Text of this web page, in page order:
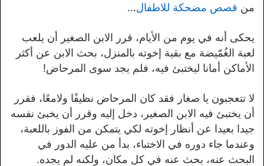
من قصص مضحكة للاطفال…
يحكى أنه في يوم من الأيام، قرر الابن الصغير أن يلعب
لعبة الغُمّيضة مع بقية إخوته بالمنزل، بحث الابن عن أكثر
الأماكن أمانا ليختبئ فيه، فلم يجد سوى المرحاض!
لا تتعجبون يا صغار فقد كان المرحاض نظيفًا ولامعًا، فقرر
أن يختبئ فيه الابن الصغير، دخل إليه وقرر أن يخبئ نفسه
جيدا بعيدا عن أنظار إخوته لكي يتمكن من الفوز باللعبة،
وعندما جاء دوره في الاختباء، بدأ من عليه الدور في
البحث عنه، بحث عنه في كل مكان، ولكنه لم يجده.